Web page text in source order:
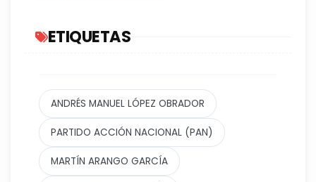
ETIQUETAS
ANDRÉS MANUEL LÓPEZ OBRADOR
PARTIDO ACCIÓN NACIONAL (PAN)
MARTÍN ARANGO GARCÍA